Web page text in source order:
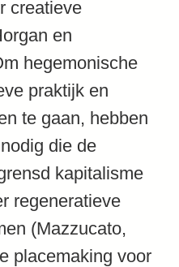
creatieve
en
hegemonische
praktijk en
te gaan, hebben
die de
kapitalisme
regeneratieve
(Mazzucato,
placemaking voor